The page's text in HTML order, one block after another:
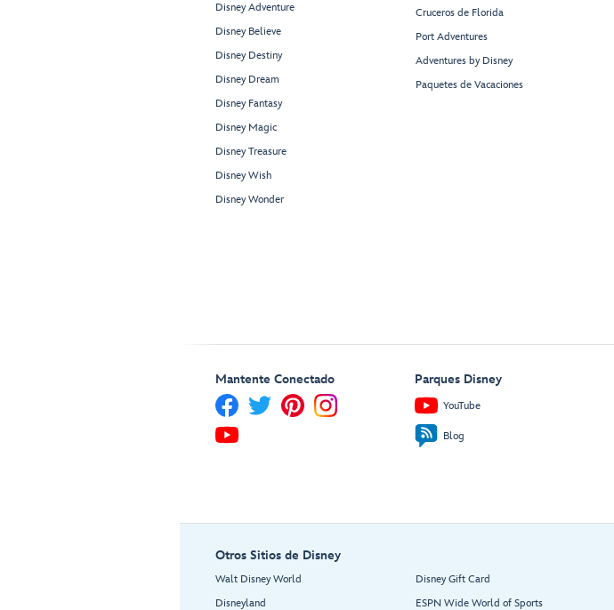
Disney Adventure
Disney Believe
Disney Destiny
Disney Dream
Disney Fantasy
Disney Magic
Disney Treasure
Disney Wish
Disney Wonder
Cruceros de Florida
Port Adventures
Adventures by Disney
Paquetes de Vacaciones
Mantente Conectado Parques Disney
YouTube
Blog
Otros Sitios de Disney
Walt Disney World
Disneyland
Disney Gift Card
ESPN Wide World of Sports